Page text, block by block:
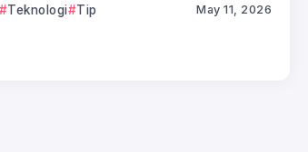
Teknologi Tip May 11, 2026